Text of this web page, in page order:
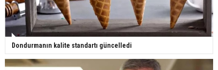
Ünlü türkücü Mahmut Tuncer estetik operasyon
geçirdi: Son hali gündem oldu
Dondurmanın kalite standartı güncelledi